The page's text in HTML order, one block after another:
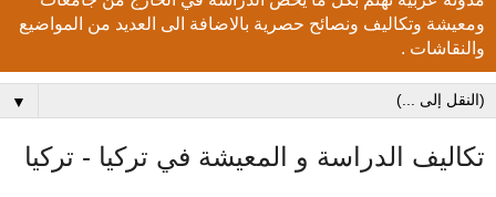
ومعيشة وتكاليف ونصائح حصرية بالاضافة الى العديد من المواضيع
والنقاشات .
▼
تكاليف الدراسة و المعيشة في تركيا - تركيا